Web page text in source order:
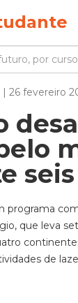
26 fevereiro
programa
que leva
de